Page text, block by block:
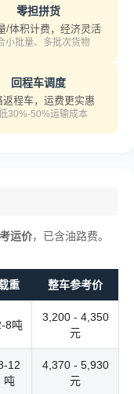
零担拼货
/体积计费，经济灵活
小批量、多批次货物
回程车调度
返程车，运费更实惠
30%-50%运输成本
运价，已含油路费。
重 整车参考价
8吨
3,200 - 4,350
元
12
吨
4,370 - 5,930
元